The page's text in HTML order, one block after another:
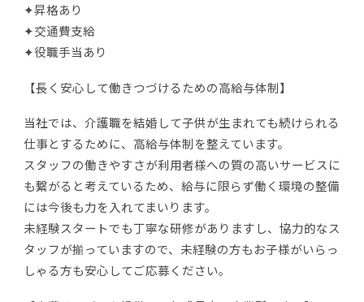
✦昇格あり
✦交通費支給
✦役職手当あり
【長く安心して働きつづけるための高給与体制】
当社では、介護職を結婚して子供が生まれても続けられる
仕事とするために、高給与体制を整えています。
スタッフの働きやすさが利用者様への質の高いサービスに
も繋がると考えているため、給与に限らず働く環境の整備
には今後も力を入れてまいります。
未経験スタートでも丁寧な研修がありますし、協力的なス
タッフが揃っていますので、未経験の方もお子様がいらっ
しゃる方も安心してご応募ください。